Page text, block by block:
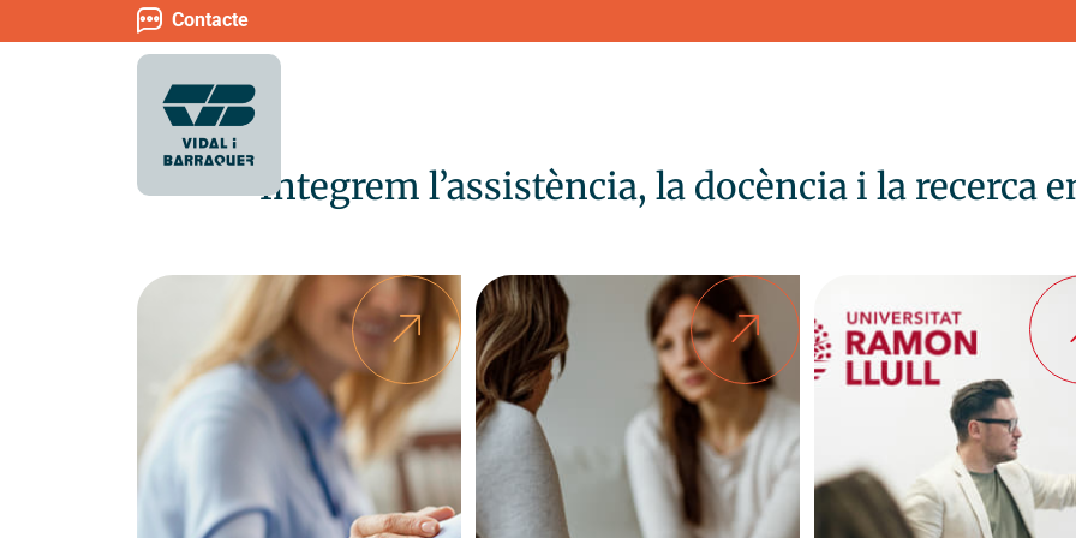
Contacte
Integrem l’assistència, la docència i la recerca
Menú
Assistència Pública
Assistència Privada
Docència i formació
Recerca
Participació
Centre de
Centre de
Gramenet
Equip Clínic
Equip Guia del
Equip de